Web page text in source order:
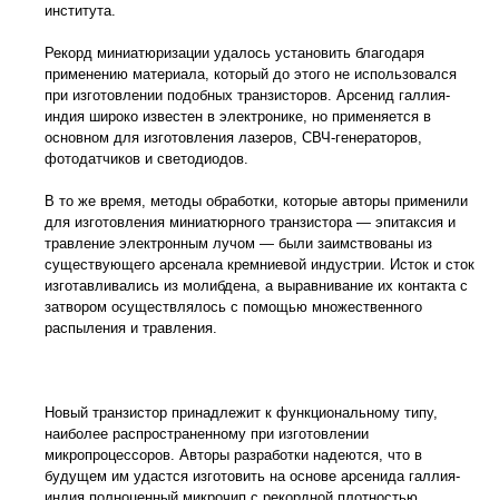
института.
Рекорд миниатюризации удалось установить благодаря
применению материала, который до этого не использовался
при изготовлении подобных транзисторов. Арсенид галлия-
индия широко известен в электронике, но применяется в
основном для изготовления лазеров, СВЧ-генераторов,
фотодатчиков и светодиодов.
В то же время, методы обработки, которые авторы применили
для изготовления миниатюрного транзистора — эпитаксия и
травление электронным лучом — были заимствованы из
существующего арсенала кремниевой индустрии. Исток и сток
изготавливались из молибдена, а выравнивание их контакта с
затвором осуществлялось с помощью множественного
распыления и травления.
Новый транзистор принадлежит к функциональному типу,
наиболее распространенному при изготовлении
микропроцессоров. Авторы разработки надеются, что в
будущем им удастся изготовить на основе арсенида галлия-